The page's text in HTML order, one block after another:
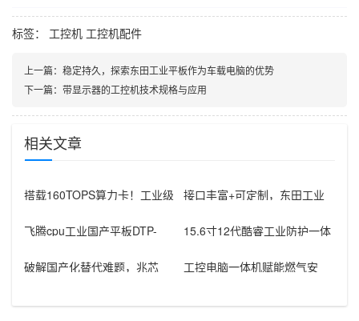
核心差异
标签： 工控机 工控机配件
上一篇： 稳定持久，探索东田工业平板作为车载电脑的优势
下一篇： 带显示器的工控机技术规格与应用
相关文章
搭载160TOPS算力卡！工业级
接口丰富+可定制，东田工业
飞腾cpu工业国产平板DTP-
15.6寸12代酷睿工业防护一体
用
破解国产化替代难题，兆芯
工控电脑一体机赋能燃气安